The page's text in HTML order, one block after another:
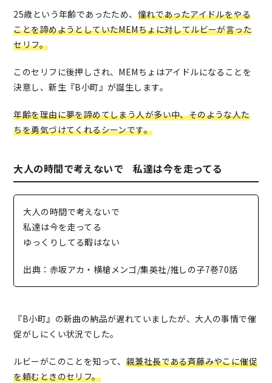
25歳という年齢であったため、 憧れであったアイドルをやる
ことを諦めようとしていたMEMちょに対してルビーが言った
セリフ。
このセリフに後押しされ、MEMちょはアイドルになることを
決意し、新生『B小町』が誕生します。
年齢を理由に夢を諦めてしまう人が多い中、そのような人た
ちを勇気づけてくれるシーンです。
大人の時間で考えないで 私達は今を走ってる
大人の時間で考えないで
私達は今を走ってる
ゆっくりしてる暇はない
出典：赤坂アカ・横槍メンゴ/集英社/推しの子7巻70話
『B小町』の新曲の納品が遅れていましたが、大人の事情で催
促がしにくい状況でした。
ルビーがこのことを知って、 親兼社長である斉藤みやこに催促
を頼むときのセリフ。